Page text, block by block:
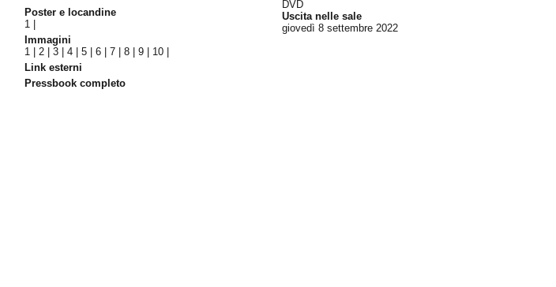
Poster e locandine
1
Immagini
1 |2 |3 |4 |5 |6 |7 |8 |9 10
Link esterni
Pressbook completo
DVD
Uscita nelle sale
giovedì 8 settembre 2022